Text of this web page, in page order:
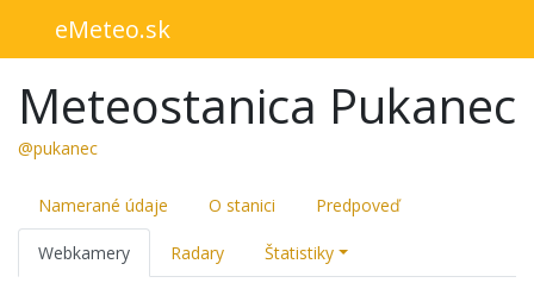
eMeteo.sk
Meteostanica Pukanec
@pukanec
Namerané údaje O stanici Predpoveď
Webkamery Radary Štatistiky